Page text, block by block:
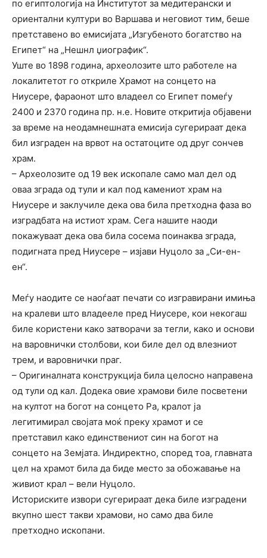
по египтологија на Институтот за медитерански и
ориентални култури во Варшава и неговиот тим, беше
претставено во емисијата „Изгубеното богатство на
Египет“ на „Нешнл џиографик“.
Уште во 1898 година, археолозите што работеле на
локалитетот го откриле Храмот на сонцето на
Ниусере, фараонот што владеел со Египет помеѓу
2400 и 2370 година пр. н.е. Новите откритија објавени
за време на неодамнешната емисија сугерираат дека
бил изграден на врвот на остатоците од друг сончев
храм.
– Археолозите од 19 век ископале само мал дел од
оваа зграда од тули и кал под камениот храм на
Ниусере и заклучиле дека ова била претходна фаза во
изградбата на истиот храм. Сега нашите наоди
покажуваат дека ова била сосема поинаква зграда,
подигната пред Ниусере – изјави Нуцоло за „Си-ен-
ен“.
Меѓу наодите се наоѓаат печати со изгравирани имиња
на кралеви што владееле пред Ниусере, кои некогаш
биле користени како затворачи за тегли, како и основи
на варовнички столбови, кои биле дел од влезниот
трем, и варовнички праг.
– Оригиналната конструкција била целосно направена
од тули од кал. Додека овие храмови биле посветени
на култот на богот на сонцето Ра, кралот ја
легитимирал својата моќ преку храмот и се
претставил како единствениот син на богот на
сонцето на Земјата. Индиректно, според тоа, главната
цел на храмот била да биде место за обожавање на
живиот крал – вели Нуцоло.
Историските извори сугерираат дека биле изградени
вкупно шест такви храмови, но само два биле
претходно ископани.